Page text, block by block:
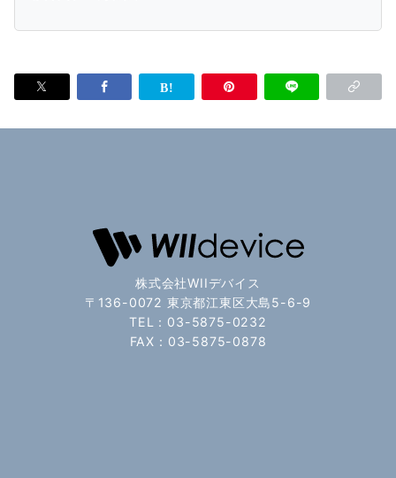
株式会社WIIデバイス
〒136-0072 東京都江東区大島5-6-9
TEL：03-5875-0232
FAX：03-5875-0878